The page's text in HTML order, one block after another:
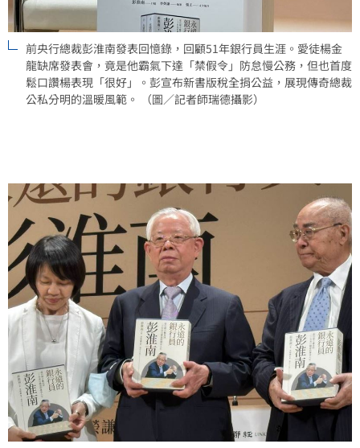
前央行總裁彭淮南發表回憶錄，回顧51年銀行員生涯。愛徒楊金
龍缺席發表會，竟是他霸氣下達「禁假令」防怠慢公務，但也首度
鬆口讚楊表現「很好」。彭宣布新書版稅全捐公益，展現傳奇總裁
公私分明的溫暖風範。 （圖／記者師瑞德攝影）